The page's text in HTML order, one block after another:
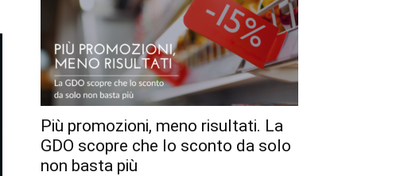
Più promozioni, meno risultati. La
GDO scopre che lo sconto da solo
non basta più